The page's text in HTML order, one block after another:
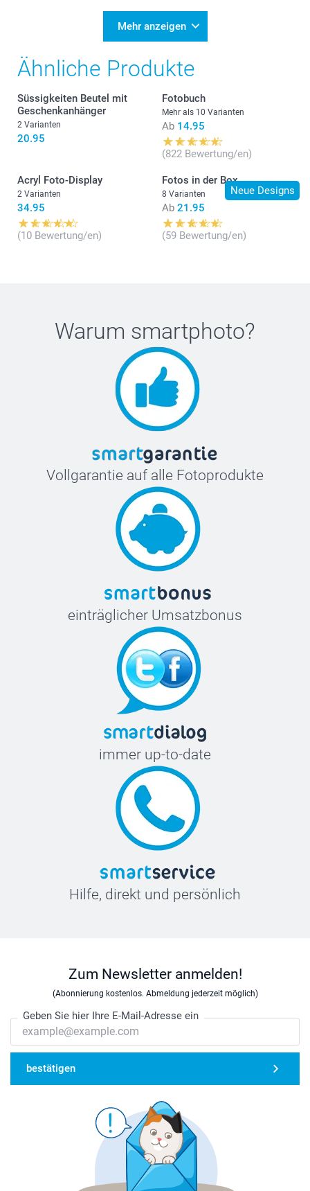
Mehr anzeigen
Ähnliche Produkte
Süssigkeiten Beutel mit
Geschenkanhänger
2 Varianten
20.95
Fotobuch
Mehr als 10 Varianten
Ab 14.95
(822 Bewertung/en)
Acryl Foto-Display
2 Varianten
34.95
(10 Bewertung/en)
Neue Designs
Fotos in der Box
8 Varianten
Ab 21.95
(59 Bewertung/en)
Warum smartphoto?
Vollgarantie auf alle Fotoprodukte
einträglicher Umsatzbonus
immer up-to-date
Hilfe, direkt und persönlich
Zum Newsletter anmelden!
(Abonnierung kostenlos. Abmeldung jederzeit möglich)
Geben Sie hier Ihre E-Mail-Adresse ein
bestätigen